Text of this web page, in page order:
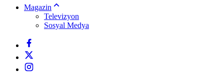
Magazin
Televizyon
Sosyal Medya